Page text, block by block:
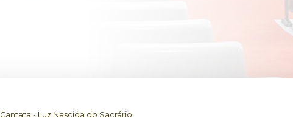
Cantata - Luz Nascida do Sacrário